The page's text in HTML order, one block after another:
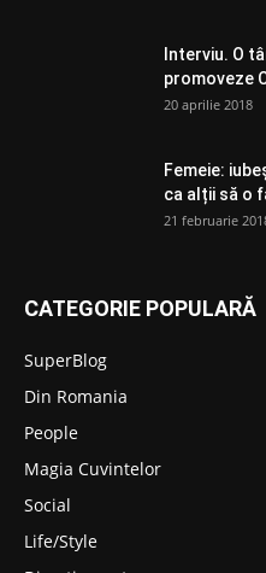
Interviu. O
promoveze
20 aprilie 2018
Femeie:
ca alții să o
21 februarie
CATEGORIE POPULARĂ
SuperBlog
Din Romania
People
Magia Cuvintelor
Social
Life/Style